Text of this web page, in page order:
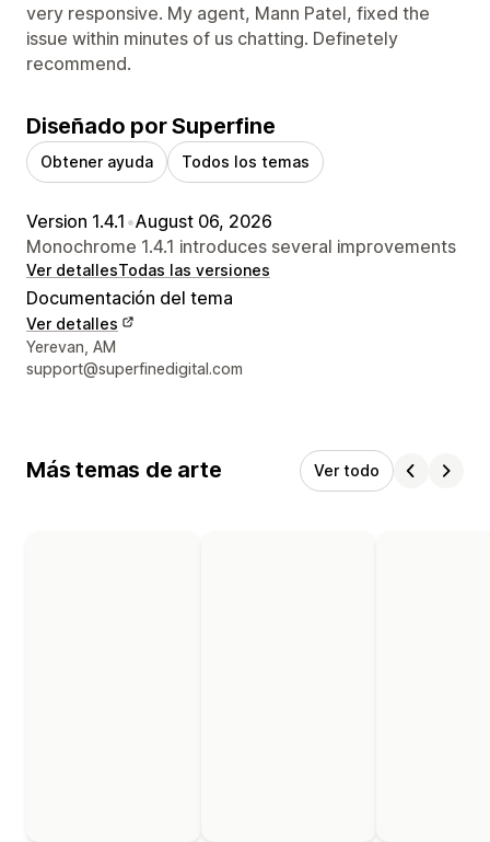
very responsive. My agent, Mann Patel, fixed the
issue within minutes of us chatting. Definetely
recommend.
Diseñado por Superfine
Obtener ayuda Todos los temas
Version 1.4.1 •August 06, 2026
Monochrome 1.4.1 introduces several improvements
Ver detallesTodas las versiones
Documentación del tema
Ver detalles
Detalles de contacto del diseñador
Yerevan, AM
support@superfinedigital.com
Más temas de arte Ver todo